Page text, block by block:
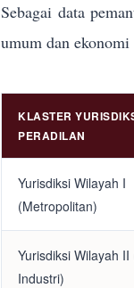
Sebagai data
umum dan
KLASTER
PERADILAN
Yurisdiksi Wilayah I
(Metropolitan)
Yurisdiksi Wilayah II
Industri)